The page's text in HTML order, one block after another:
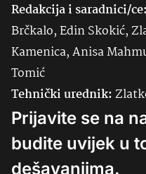
Redakcija i saradnici/ce:
Brčkalo, Edin Skokić,
Kamenica, Anisa
Tomić
Tehnički urednik:
Prijavite se na
budite uvijek u
dešavanjima.